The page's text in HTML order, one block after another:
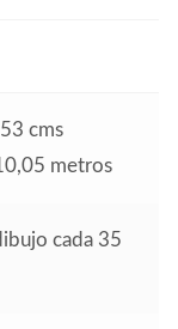
cms
metros
cada 35